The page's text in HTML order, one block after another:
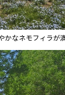
かなネモフィラが